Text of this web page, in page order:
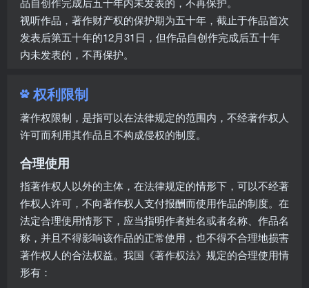
视听作品，著作财产权的保护期为五十年，截止于作品首次
发表后第五十年的12月31日，但作品自创作完成后五十年
内未发表的，不再保护。
权利限制
著作权限制，是指可以在法律规定的范围内，不经著作权人
许可而利用其作品且不构成侵权的制度。
合理使用
指著作权人以外的主体，在法律规定的情形下，可以不经著
作权人许可，不向著作权人支付报酬而使用作品的制度。在
法定合理使用情形下，应当指明作者姓名或者名称、作品名
称，并且不得影响该作品的正常使用，也不得不合理地损害
著作权人的合法权益。我国《著作权法》规定的合理使用情
形有：